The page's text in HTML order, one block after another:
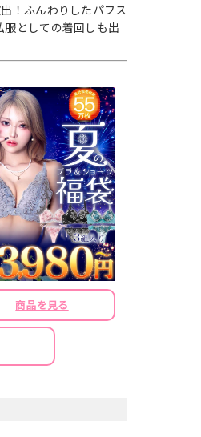
！ふんわりしたパフス
としての着回しも出
商品を見る